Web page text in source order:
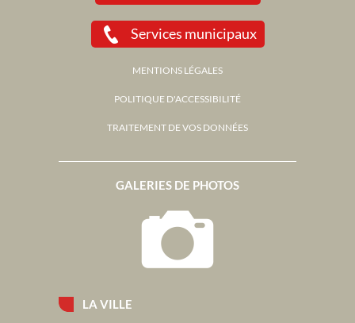
LA VILLE
GALERIES DE PHOTOS
Services municipaux
MENTIONS LÉGALES
POLITIQUE D'ACCESSIBILITÉ
TRAITEMENT DE VOS DONNÉES